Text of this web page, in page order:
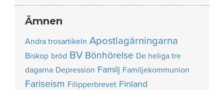
Ämnen
Andra trosartikeln Apostlagärningarna
Biskop bröd BV Bönhörelse De heliga tre
dagarna Depression Familj Familjekommunion
Fariseism Filipperbrevet Finland